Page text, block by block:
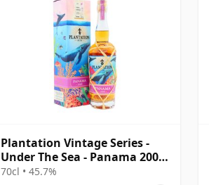
Plantation Vintage Series -
Under The Sea - Panama 2008
13 jaar oud Rum
70cl • 45.7%